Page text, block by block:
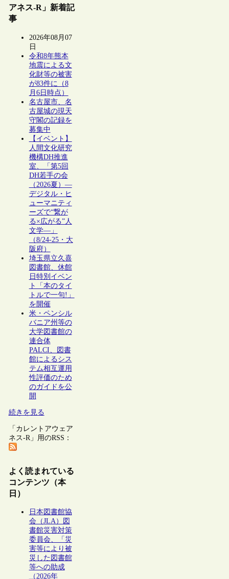
アネス-R」新着記
事
2026年08月07
日
令和8年熊本
地震による文
化財等の被害
が83件に（8
月6日時点）
名古屋市、名
古屋城の現天
守閣の記録を
募集中
【イベント】
人間文化研究
機構DH推進
室、「第5回
DH若手の会
（2026夏）―
デジタル・ヒ
ューマニティ
ーズで“繋が
る×広がる”人
文学―」
（8/24-25・大
阪府）
埼玉県立久喜
図書館、休館
日特別イベン
ト「本のタイ
トルで一句!」
を開催
米・ペンシル
バニア州等の
大学図書館の
連合体
PALCI、図書
館によるシス
テム相互運用
性評価のため
のガイドを公
開
続きを見る
「カレントアウェア
ネス-R」用のRSS：
よく読まれている
コンテンツ（本
日）
日本図書館協
会（JLA）図
書館災害対策
委員会、「災
害等により被
災した図書館
等への助成
（2026年